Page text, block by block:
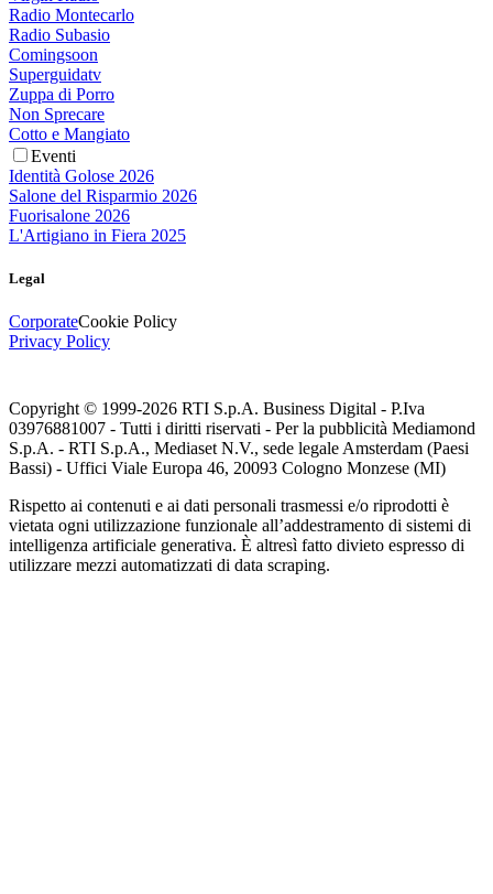
Radio Montecarlo
Radio Subasio
Comingsoon
Superguidatv
Zuppa di Porro
Non Sprecare
Cotto e Mangiato
Eventi
Identità Golose 2026
Salone del Risparmio 2026
Fuorisalone 2026
L'Artigiano in Fiera 2025
Legal
CorporateCookie Policy
Privacy Policy
Copyright © 1999-2026 RTI S.p.A. Business Digital - P.Iva
03976881007 - Tutti i diritti riservati - Per la pubblicità Mediamond
S.p.A. - RTI S.p.A., Mediaset N.V., sede legale Amsterdam (Paesi
Bassi) - Uffici Viale Europa 46, 20093 Cologno Monzese (MI)
Rispetto ai contenuti e ai dati personali trasmessi e/o riprodotti è
vietata ogni utilizzazione funzionale all’addestramento di sistemi di
intelligenza artificiale generativa. È altresì fatto divieto espresso di
utilizzare mezzi automatizzati di data scraping.